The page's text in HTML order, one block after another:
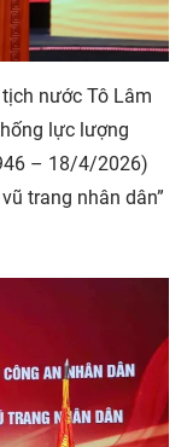
nước Tô Lâm
lực lượng
– 18/4/2026)
trang nhân dân”